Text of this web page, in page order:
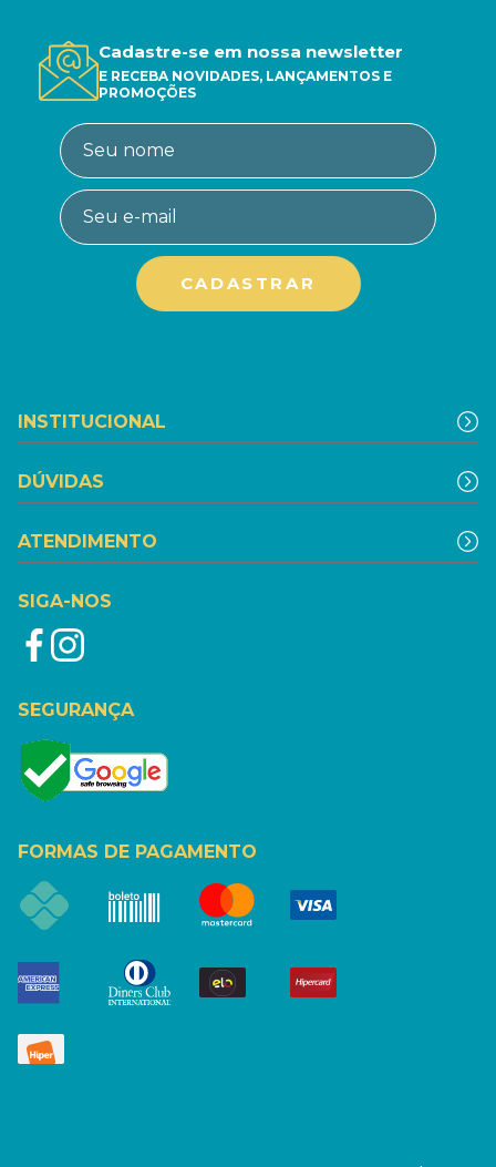
Cadastre-se em nossa newsletter
E RECEBA NOVIDADES, LANÇAMENTOS E
PROMOÇÕES
INSTITUCIONAL
DÚVIDAS
ATENDIMENTO
SIGA-NOS
SEGURANÇA
FORMAS DE PAGAMENTO